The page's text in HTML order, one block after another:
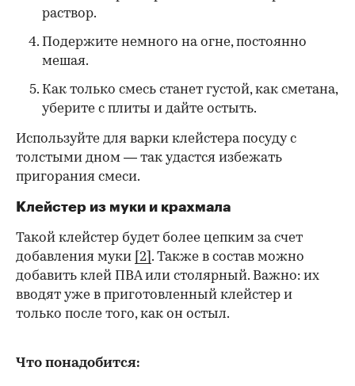
раствор.
Подержите немного на огне, постоянно
мешая.
Как только смесь станет густой, как сметана,
уберите с плиты и дайте остыть.
Используйте для варки клейстера посуду с
толстыми дном — так удастся избежать
пригорания смеси.
Клейстер из муки и крахмала
Такой клейстер будет более цепким за счет
добавления муки [2] . Также в состав можно
добавить клей ПВА или столярный. Важно: их
вводят уже в приготовленный клейстер и
только после того, как он остыл.
Что понадобится: